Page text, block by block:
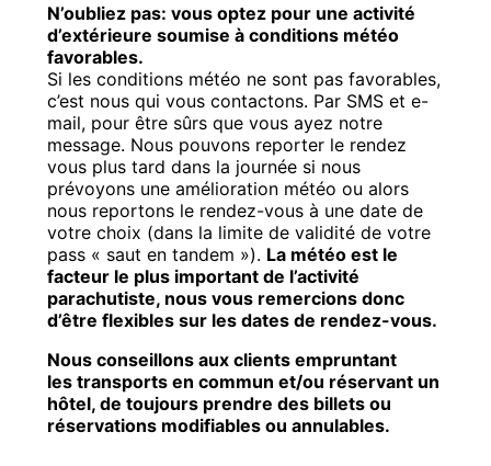
N’oubliez pas: vous optez pour une activité
d’extérieure soumise à conditions météo
favorables.
Si les conditions météo ne sont pas favorables,
c’est nous qui vous contactons. Par SMS et e-
mail, pour être sûrs que vous ayez notre
message. Nous pouvons reporter le rendez
vous plus tard dans la journée si nous
prévoyons une amélioration météo ou alors
nous reportons le rendez-vous à une date de
votre choix (dans la limite de validité de votre
pass « saut en tandem »). La météo est le
facteur le plus important de l’activité
parachutiste, nous vous remercions donc
d’être flexibles sur les dates de rendez-vous.
Nous conseillons aux clients empruntant
les transports en commun et/ou réservant un
hôtel, de toujours prendre des billets ou
réservations modifiables ou annulables.